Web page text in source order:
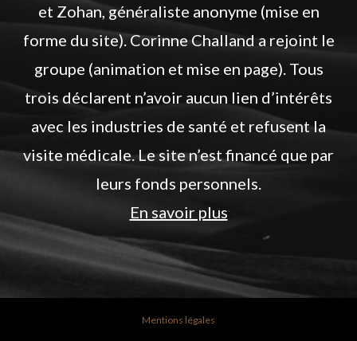
et Zohan, généraliste anonyme (mise en
forme du site). Corinne Challand a rejoint le
groupe (animation et mise en page). Tous
trois déclarent n’avoir aucun lien d’intérêts
avec les industries de santé et refusent la
visite médicale. Le site n’est financé que par
leurs fonds personnels.
En savoir plus
Mentions légales